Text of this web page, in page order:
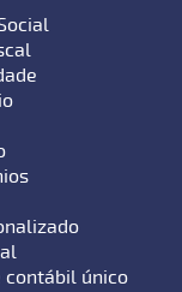
contábil único